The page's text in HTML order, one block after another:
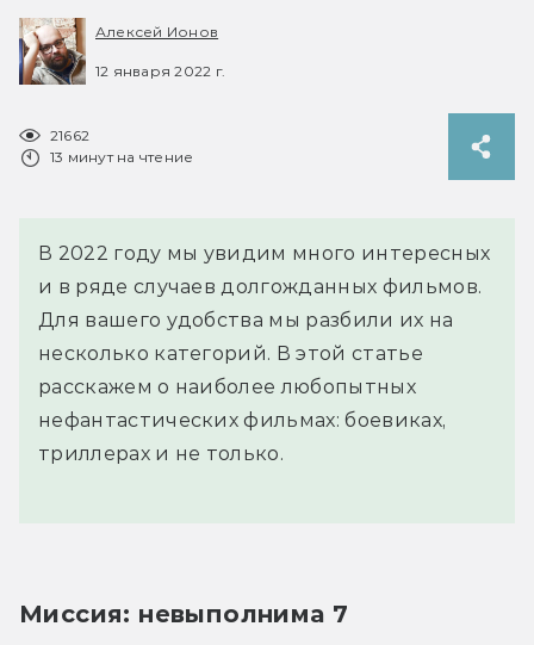
Алексей Ионов
12 января 2022 г.
21662
13 минут на чтение
В 2022 году мы увидим много интересных
и в ряде случаев долгожданных фильмов.
Для вашего удобства мы разбили их на
несколько категорий. В этой статье
расскажем о наиболее любопытных
нефантастических фильмах: боевиках,
триллерах и не только.
Миссия: невыполнима 7